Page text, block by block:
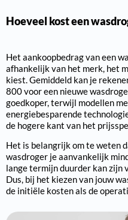
Hoeveel kost een
Het aankoopbedrag van een
afhankelijk van het merk, het
kiest. Gemiddeld kan je
800 voor een nieuwe
goedkoper, terwijl modellen
energiebesparende
de hogere kant van het
Het is belangrijk om te weten
wasdroger je aanvankelijk
lange termijn duurder kan zijn
Dus, bij het kiezen van jouw
de initiële kosten als de